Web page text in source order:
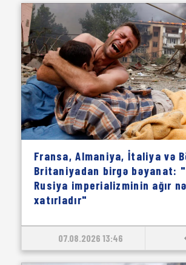
Fransa, Almaniya, İtaliya və
Britaniyadan birgə bəyanat:
Rusiya imperializminin ağır
xatırladır"
07.08.2026 13:46